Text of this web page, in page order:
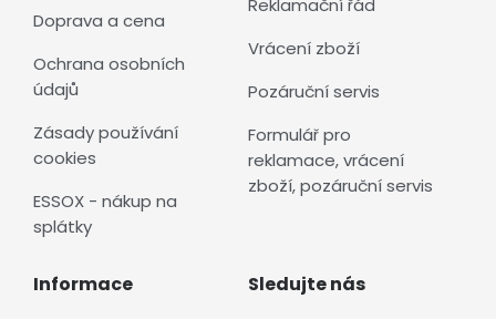
Doprava a cena
Ochrana osobních
údajů
Zásady používání
cookies
ESSOX - nákup na
splátky
Reklamační řád
Vrácení zboží
Pozáruční servis
Formulář pro
reklamace, vrácení
zboží, pozáruční servis
Informace Sledujte nás